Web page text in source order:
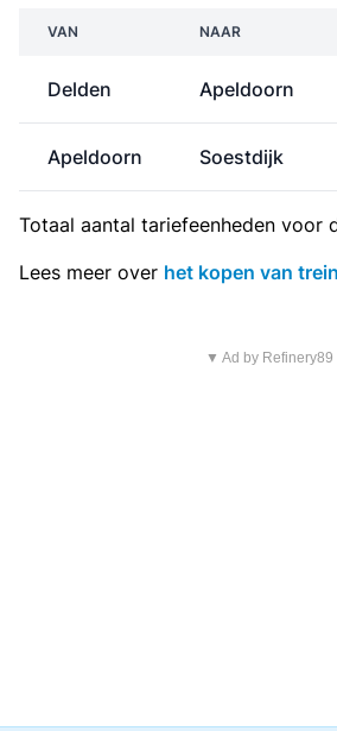
VAN NAAR
Delden Apeldoorn
Apeldoorn Soestdijk
Totaal aantal tariefeenheden voor
Lees meer over het kopen van
▼ Ad by Refinery89